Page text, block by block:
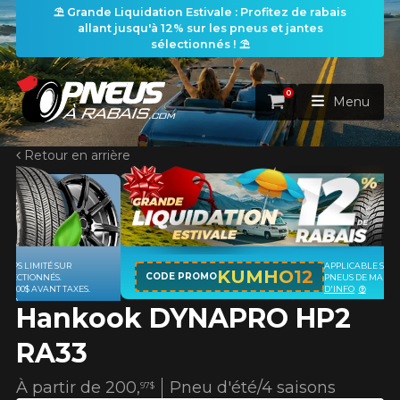
⛱️ Grande Liquidation Estivale : Profitez de rabais
allant jusqu'à 12% sur les pneus et jantes
sélectionnés ! ⛱️
ACCUEIL
PNEUS
RECHERCHE DE PNEUS VOIR TOUT
Rechercher par
Par dimensions Par véhicule
Recherche par dimensions
ROUES
RECHERCHE DE ROUES VOIR TOUT
ENSEMBLES
RECHERCHE D'ENSEMBLES
PROMOTIONS
Panier
0
Menu
Retour en arrière
Hankook DYNAPRO HP2
RA33
Pneu d'été/4 saisons
À partir de 200,97$
CODE PROMO KUMHO12
APPLICABLE SUR TOUT ACHAT DE 4
PNEUS DE MARQUE KUMHO* PLUS
D'INFO